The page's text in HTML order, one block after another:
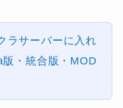
ラサーバーに入れ
・統合版・MOD